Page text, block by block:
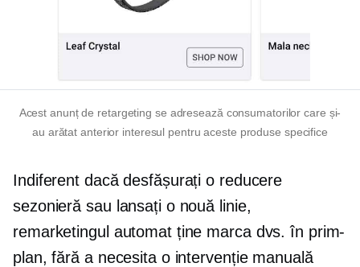
Acest anunț de retargeting se adresează consumatorilor care și-
au arătat anterior interesul pentru aceste produse specifice
Indiferent dacă desfășurați o reducere
sezonieră sau lansați o nouă linie,
remarketingul automat ține marca dvs. în prim-
plan, fără a necesita o intervenție manuală